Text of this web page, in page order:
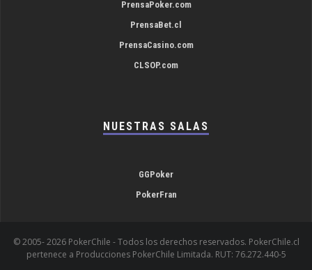
PrensaPoker.com
PrensaBet.cl
PrensaCasino.com
CLSOP.com
NUESTRAS SALAS
GGPoker
PokerFran
© 2005-2026 PokerChile - Todos los derechos reservados. PokerChile.cl
pertenece a Producciones PokerChile Limitada. RUT: 76.272.440-5